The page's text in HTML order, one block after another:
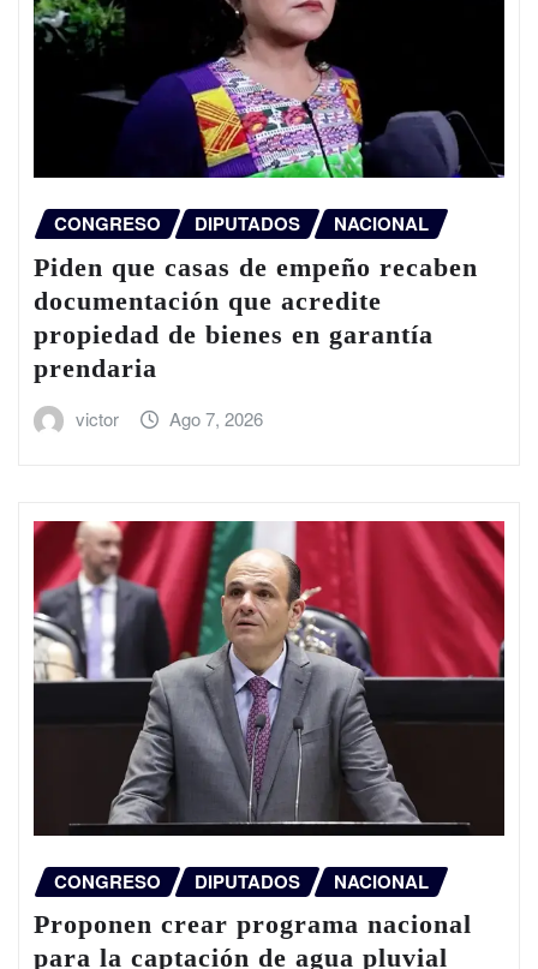
CONGRESO DIPUTADOS NACIONAL
Piden que casas de empeño recaben
documentación que acredite
propiedad de bienes en garantía
prendaria
victor Ago 7, 2026
CONGRESO DIPUTADOS NACIONAL
Proponen crear programa nacional
para la captación de agua pluvial